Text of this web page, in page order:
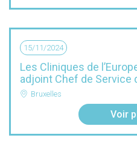
15/11/2024
Les Cliniques de
adjoint Chef de Service
Bruxelles
Voir